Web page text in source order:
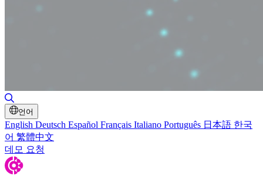
언어
English Deutsch Español Français Italiano Português 日本語 한국
어 繁體中文
데모 요청